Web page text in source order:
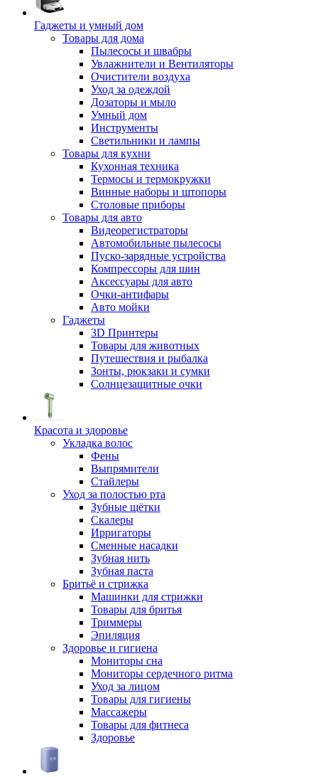
Гаджеты и умный дом
Товары для дома
Пылесосы и швабры
Увлажнители и Вентиляторы
Очистители воздуха
Уход за одеждой
Дозаторы и мыло
Умный дом
Инструменты
Светильники и лампы
Товары для кухни
Кухонная техника
Термосы и термокружки
Винные наборы и штопоры
Столовые приборы
Товары для авто
Видеорегистраторы
Автомобильные пылесосы
Пуско-зарядные устройства
Компрессоры для шин
Аксессуары для авто
Очки-антифары
Авто мойки
Гаджеты
3D Принтеры
Товары для животных
Путешествия и рыбалка
Зонты, рюкзаки и сумки
Солнцезащитные очки
Красота и здоровье
Укладка волос
Фены
Выпрямители
Стайлеры
Уход за полостью рта
Зубные щётки
Скалеры
Ирригаторы
Сменные насадки
Зубная нить
Зубная паста
Бритьё и стрижка
Машинки для стрижки
Товары для бритья
Триммеры
Эпиляция
Здоровье и гигиена
Мониторы сна
Мониторы сердечного ритма
Уход за лицом
Товары для гигиены
Массажеры
Товары для фитнеса
Здоровье